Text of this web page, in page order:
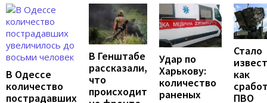
В Одессе
количество
пострадавших
В Генштабе
рассказали,
что
происходит
Удар по
Харькову:
количество
раненых
Стало
как
ПВО